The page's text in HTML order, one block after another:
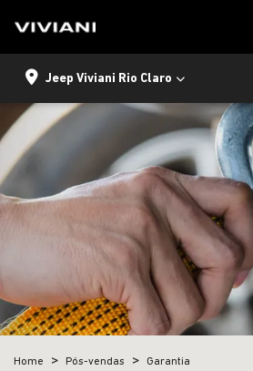
Jeep Viviani Rio Claro
Home Pós-vendas Garantia